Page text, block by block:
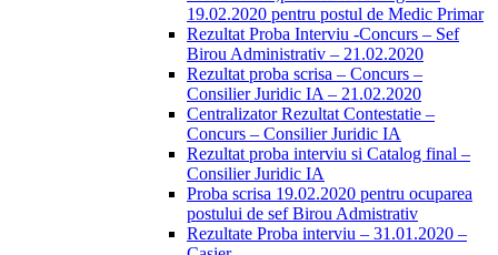
19.02.2020 pentru postul de Medic Primar
Rezultat Proba Interviu -Concurs – Sef
Birou Administrativ – 21.02.2020
Rezultat proba scrisa – Concurs –
Consilier Juridic IA – 21.02.2020
Centralizator Rezultat Contestatie –
Concurs – Consilier Juridic IA
Rezultat proba interviu si Catalog final –
Consilier Juridic IA
Proba scrisa 19.02.2020 pentru ocuparea
postului de sef Birou Admistrativ
Rezultate Proba interviu – 31.01.2020 –